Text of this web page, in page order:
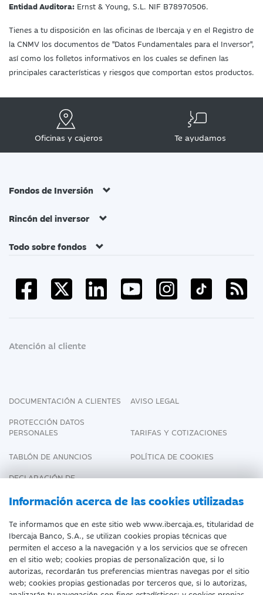
Información acerca de las cookies utilizadas
Te informamos que en este sitio web www.ibercaja.es, titularidad de
Ibercaja Banco, S.A., se utilizan cookies propias técnicas que
permiten el acceso a la navegación y a los servicios que se ofrecen
en el sitio web; cookies propias de personalización que, si lo
autorizas, recordarán tus preferencias mientras navegas por el sitio
web; cookies propias gestionadas por terceros que, si lo autorizas,
Entidad Auditora: Ernst & Young, S.L. NIF B78970506.
Tienes a tu disposición en las oficinas de Ibercaja y en el Registro de
la CNMV los documentos de "Datos Fundamentales para el Inversor",
así como los folletos informativos en los cuales se definen las
principales características y riesgos que comportan estos productos.
Oficinas y cajeros Te ayudamos
Fondos de Inversión
Rincón del inversor
Todo sobre fondos
Atención al cliente
DOCUMENTACIÓN A CLIENTES
AVISO LEGAL
PROTECCIÓN DATOS
PERSONALES
TARIFAS Y COTIZACIONES
TABLÓN DE ANUNCIOS
POLÍTICA DE COOKIES
DECLARACIÓN DE
Fecha de Edición: 09/08/2026
©Ibercaja Banco, S.A. - IBERCAJA - NIF. A-
99319030 R.M. de Zaragoza (T.3865. F.1.